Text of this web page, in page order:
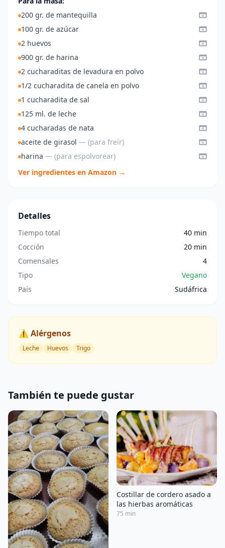
200 gr. de mantequilla
100 gr. de azúcar
2 huevos
900 gr. de harina
2 cucharaditas de levadura en polvo
1/2 cucharadita de canela en polvo
1 cucharadita de sal
125 ml. de leche
4 cucharadas de nata
aceite de girasol — (para freír)
harina — (para espolvorear)
Ver ingredientes en Amazon →
Detalles
Tiempo total
40 min
Cocción
20 min
Comensales
4
Tipo
Vegano
País
Sudáfrica
⚠️ Alérgenos
Leche Huevos Trigo
También te puede gustar
Costillar de cordero asado a
las hierbas aromáticas
75 min